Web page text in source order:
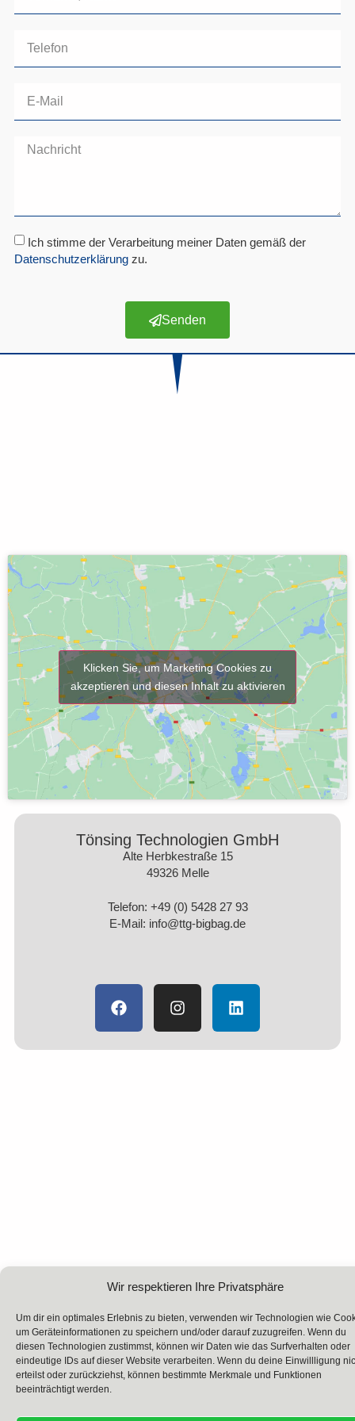
Wir respektieren Ihre Privatsphäre
Um dir ein optimales Erlebnis zu bieten, verwenden wir Technologien wie
um Geräteinformationen zu speichern und/oder darauf zuzugreifen. Wenn du
diesen Technologien zustimmst, können wir Daten wie das Surfverhalten oder
eindeutige IDs auf dieser Website verarbeiten. Wenn du deine Einwillligung
erteilst oder zurückziehst, können bestimmte Merkmale und Funktionen
beeinträchtigt werden.
Ich stimme der Verarbeitung meiner Daten gemäß der
Datenschutzerklärungzu.
Senden
Klicken Sie, um Marketing Cookies zu
akzeptieren und diesen Inhalt zu aktivieren
Tönsing Technologien GmbH
Alte Herbkestraße 15
49326 Melle
Telefon: +49 (0) 5428 27 93
E-Mail: info@ttg-bigbag.de